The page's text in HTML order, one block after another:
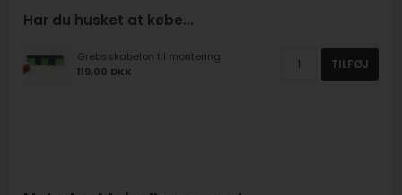
Har du husket at købe…
TILFØJ
Grebsskabelon til montering
119,00 DKK